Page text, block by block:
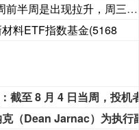
是出现拉升，周三容易出现
料ETF指数基金(5168